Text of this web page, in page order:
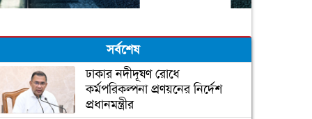
সর্বশেষ
ঢাকার নদীদূষণ রোধে
কর্মপরিকল্পনা প্রণয়নের নির্দেশ
প্রধানমন্ত্রীর